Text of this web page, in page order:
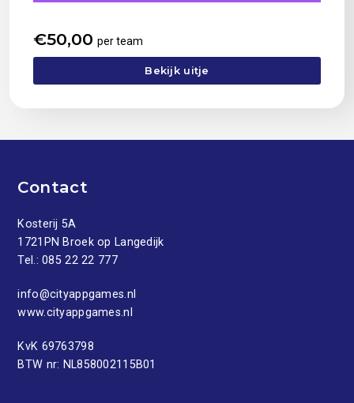
€50,00 per team
Bekijk uitje
Contact
Kosterij 5A
1721PN Broek op Langedijk
Tel.:085 22 22 777
info@cityappgames.nl
www.cityappgames.nl
KvK 69763798
BTW nr: NL858002115B01